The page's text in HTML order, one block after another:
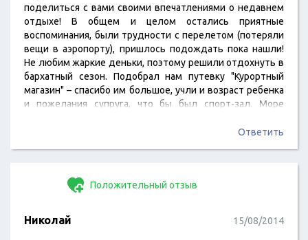
поделиться с вами своими впечатлениями о недавнем
отдыхе! В общем и целом остались приятные
воспоминания, были трудности с перелетом (потеряли
вещи в аэропорту), пришлось подождать пока нашли!
Не любим жаркие деньки, поэтому решили отдохнуть в
бархатный сезон. Подобрал нам путевку "Курортный
магазин" – спасибо им большое, учли и возраст ребенка
и пожелания супруга, что бы был спорт-зал. Море
сносное, хотя и были не большие порции. Съездили на
Ответить
Положительный отзыв
Николай 15/08/2014